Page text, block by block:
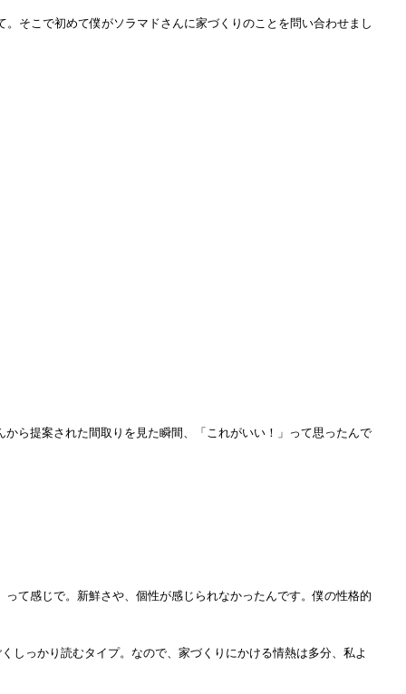
そこで初めて僕がソラマドさんに家づくりのことを問い合わせまし
ら提案された間取りを見た瞬間、「これがいい！」って思ったんで
て感じで。新鮮さや、個性が感じられなかったんです。僕の性格的
しっかり読むタイプ。なので、家づくりにかける情熱は多分、私よ